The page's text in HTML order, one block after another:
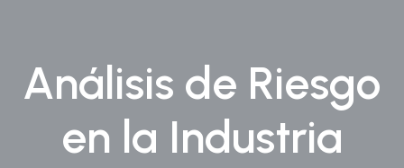
Análisis de Riesgo
en la Industria